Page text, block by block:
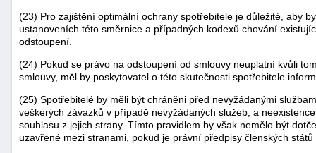
(23) Pro zajištění optimální ochrany spotřebitele je důležité, aby
ustanoveních této směrnice a případných kodexů chování
odstoupení.
(24) Pokud se právo na odstoupení od smlouvy neuplatní kvůli
smlouvy, měl by poskytovatel o této skutečnosti spotřebitele
(25) Spotřebitelé by měli být chráněni před nevyžádanými
veškerých závazků v případě nevyžádaných služeb, a
souhlasu z jejich strany. Tímto pravidlem by však nemělo být
uzavřené mezi stranami, pokud je právní předpisy členských